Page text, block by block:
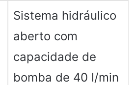
Sistema hidráulico
aberto com
capacidade de
bomba de 40 l/min